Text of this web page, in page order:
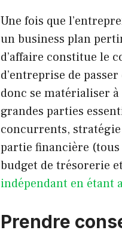
Une fois que
un business plan
d’affaire constitue le
d’entreprise de
donc se matérialiser
grandes parties
concurrents,
partie financière
budget de trésorerie
indépendant en étant
Prendre